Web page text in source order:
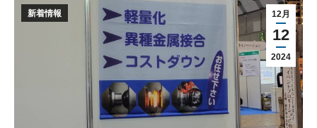
12月
12
2024
新着情報